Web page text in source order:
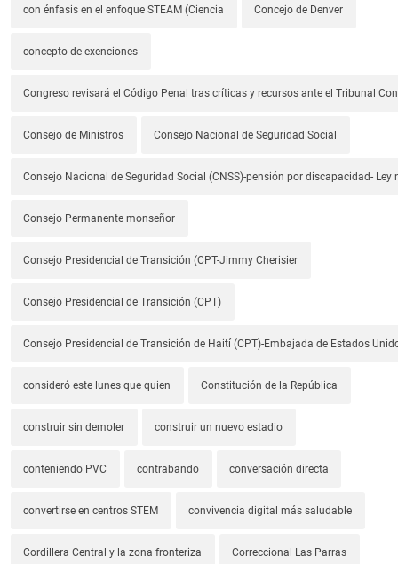
con énfasis en el enfoque STEAM (Ciencia Concejo de Denver
concepto de exenciones
Congreso revisará el Código Penal tras críticas y recursos ante el Tribunal
Consejo de Ministros Consejo Nacional de Seguridad Social
Consejo Nacional de Seguridad Social (CNSS)-pensión por discapacidad- Ley
Consejo Permanente monseñor
Consejo Presidencial de Transición (CPT-Jimmy Cherisier
Consejo Presidencial de Transición (CPT)
Consejo Presidencial de Transición de Haití (CPT)-Embajada de Estados
consideró este lunes que quien Constitución de la República
construir sin demoler construir un nuevo estadio
conteniendo PVC contrabando conversación directa
convertirse en centros STEM convivencia digital más saludable
Cordillera Central y la zona fronteriza Correccional Las Parras